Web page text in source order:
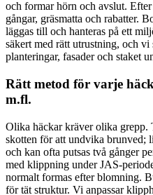
och formar hörn och avslut.
gångar, gräsmatta och rabatter.
läggas till och hanteras på ett
säkert med rätt utrustning, och
planteringar, fasader och staket
Rätt metod för varje
m.fl.
Olika häckar kräver olika
skotten för att undvika brunved;
och kan ofta putsas två gånger
med klippning under JAS-
normalt formas efter blomning.
för tät struktur. Vi anpassar